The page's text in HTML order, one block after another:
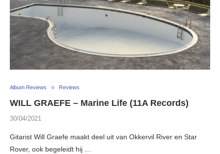
Album Reviews Reviews
WILL GRAEFE – Marine Life (11A Records)
30/04/2021
Gitarist Will Graefe maakt deel uit van Okkervil River en Star
Rover, ook begeleidt hij …